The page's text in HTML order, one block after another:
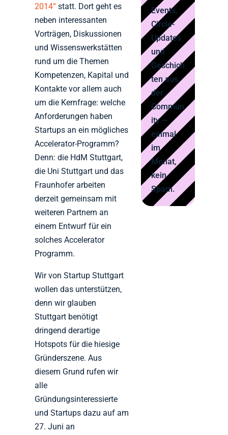
2014“ statt. Dort geht es
neben interessanten
Vorträgen, Diskussionen
und Wissenswerkstätten
rund um die Themen
Kompetenzen, Kapital und
Kontakte vor allem auch
um die Kernfrage: welche
Anforderungen haben
Startups an ein mögliches
Accelerator-Programm?
Denn: die HdM Stuttgart,
die Uni Stuttgart und das
Fraunhofer arbeiten
derzeit gemeinsam mit
weiteren Partnern an
einem Entwurf für ein
solches Accelerator
Programm.
Wir von Startup Stuttgart
wollen das unterstützen,
denn wir glauben
Stuttgart benötigt
dringend derartige
Hotspots für die hiesige
Gründerszene. Aus
diesem Grund rufen wir
alle
Gründungsinteressierte
und Startups dazu auf am
27. Juni an
Events,
Circle-
Updates
und
Geschich
ten aus
der
Commun
ity —
einmal
im
Monat,
kein
Spam.